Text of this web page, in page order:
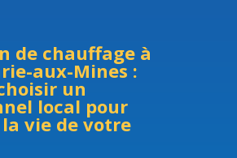
de chauffage à
aux-Mines :
un
local pour
vie de votre